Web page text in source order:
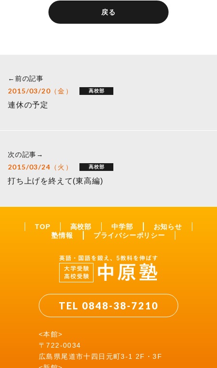
戻る
←前の記事
2015/03/20（金） 高校部
連休の予定
次の記事→
2015/03/24（火） 高校部
打ち上げを終えて(東高編)
TOP 高校部 中学部
お知らせ
塾情報
プライバシーポリシー
TEL 0848-38-7210
<本館>
〒722-0034
広島県尾道市十四日元町3-1 2F・3F